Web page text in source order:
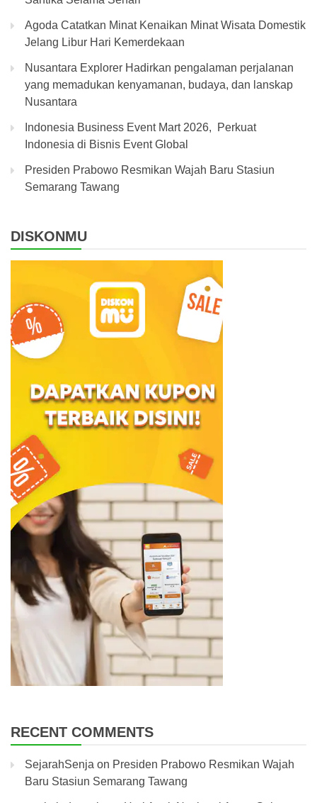
Agoda Catatkan Minat Kenaikan Minat Wisata Domestik
Jelang Libur Hari Kemerdekaan
Nusantara Explorer Hadirkan pengalaman perjalanan
yang memadukan kenyamanan, budaya, dan lanskap
Nusantara
Indonesia Business Event Mart 2026, Perkuat
Indonesia di Bisnis Event Global
Presiden Prabowo Resmikan Wajah Baru Stasiun
Semarang Tawang
DISKONMU
RECENT COMMENTS
SejarahSenja on Presiden Prabowo Resmikan Wajah
Baru Stasiun Semarang Tawang